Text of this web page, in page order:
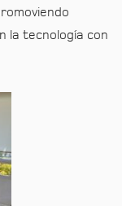
la tecnología con